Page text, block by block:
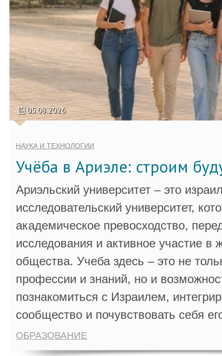
05.08.2026
НАУКА И ТЕХНОЛОГИИ
Учёба в Ариэле: строим
Ариэльский университет – это
исследовательский университет,
академическое превосходство,
исследования и активное участие в
общества. Учеба здесь – это не
профессии и знаний, но и
познакомиться с Израилем,
сообщество и почувствовать себя
ОБРАЗОВАНИЕ